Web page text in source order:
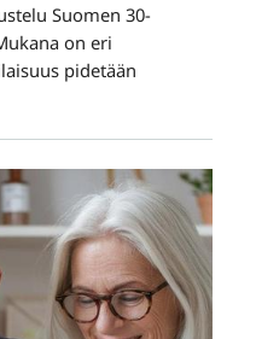
Suomen 30-
on eri
pidetään